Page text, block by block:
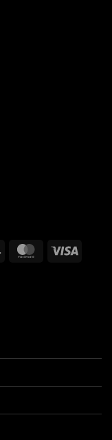
Klarna MasterCard
Visa